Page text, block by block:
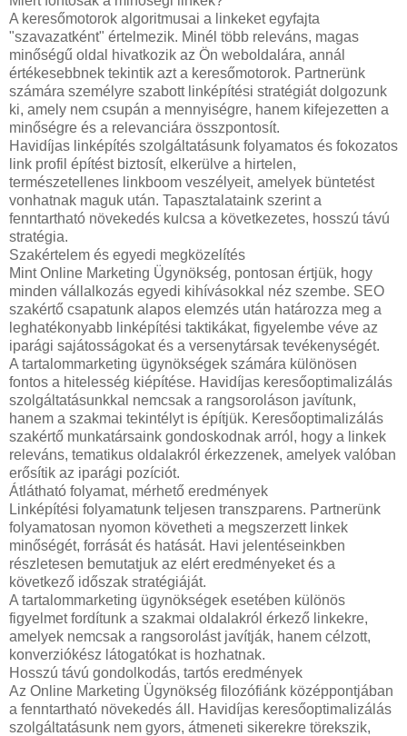
A keresőmotorok algoritmusai a linkeket egyfajta
"szavazatként" értelmezik. Minél több releváns, magas
minőségű oldal hivatkozik az Ön weboldalára, annál
értékesebbnek tekintik azt a keresőmotorok. Partnerünk
számára személyre szabott linképítési stratégiát dolgozunk
ki, amely nem csupán a mennyiségre, hanem kifejezetten a
minőségre és a relevanciára összpontosít.
Havidíjas linképítés szolgáltatásunk folyamatos és fokozatos
link profil építést biztosít, elkerülve a hirtelen,
természetellenes linkboom veszélyeit, amelyek büntetést
vonhatnak maguk után. Tapasztalataink szerint a
fenntartható növekedés kulcsa a következetes, hosszú távú
stratégia.
Szakértelem és egyedi megközelítés
Mint Online Marketing Ügynökség, pontosan értjük, hogy
minden vállalkozás egyedi kihívásokkal néz szembe. SEO
szakértő csapatunk alapos elemzés után határozza meg a
leghatékonyabb linképítési taktikákat, figyelembe véve az
iparági sajátosságokat és a versenytársak tevékenységét.
A tartalommarketing ügynökségek számára különösen
fontos a hitelesség kiépítése. Havidíjas keresőoptimalizálás
szolgáltatásunkkal nemcsak a rangsoroláson javítunk,
hanem a szakmai tekintélyt is építjük. Keresőoptimalizálás
szakértő munkatársaink gondoskodnak arról, hogy a linkek
releváns, tematikus oldalakról érkezzenek, amelyek valóban
erősítik az iparági pozíciót.
Átlátható folyamat, mérhető eredmények
Linképítési folyamatunk teljesen transzparens. Partnerünk
folyamatosan nyomon követheti a megszerzett linkek
minőségét, forrását és hatását. Havi jelentéseinkben
részletesen bemutatjuk az elért eredményeket és a
következő időszak stratégiáját.
A tartalommarketing ügynökségek esetében különös
figyelmet fordítunk a szakmai oldalakról érkező linkekre,
amelyek nemcsak a rangsorolást javítják, hanem célzott,
konverziókész látogatókat is hozhatnak.
Hosszú távú gondolkodás, tartós eredmények
Az Online Marketing Ügynökség filozófiánk középpontjában
a fenntartható növekedés áll. Havidíjas keresőoptimalizálás
szolgáltatásunk nem gyors, átmeneti sikerekre törekszik,